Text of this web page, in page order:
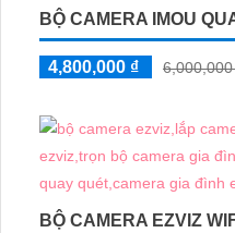
BỘ CAMERA IMOU
4,800,000 ₫ 6,000,000
BỘ CAMERA EZVIZ